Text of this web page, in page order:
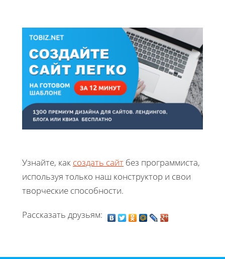
Узнайте, как создать сайт без программиста,
используя только наш конструктор и свои
творческие способности.
Рассказать друзьям: